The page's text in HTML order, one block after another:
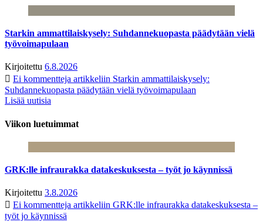
Starkin ammattilaiskysely: Suhdannekuopasta päädytään vielä
työvoimapulaan
Kirjoitettu 6.8.2026
Ei kommentteja artikkeliin Starkin ammattilaiskysely:
Suhdannekuopasta päädytään vielä työvoimapulaan
Lisää uutisia
Viikon luetuimmat
GRK:lle infraurakka datakeskuksesta – työt jo käynnissä
Kirjoitettu 3.8.2026
Ei kommentteja artikkeliin GRK:lle infraurakka datakeskuksesta –
työt jo käynnissä